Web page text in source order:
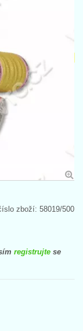
zboží: 58019/500
registrujte se